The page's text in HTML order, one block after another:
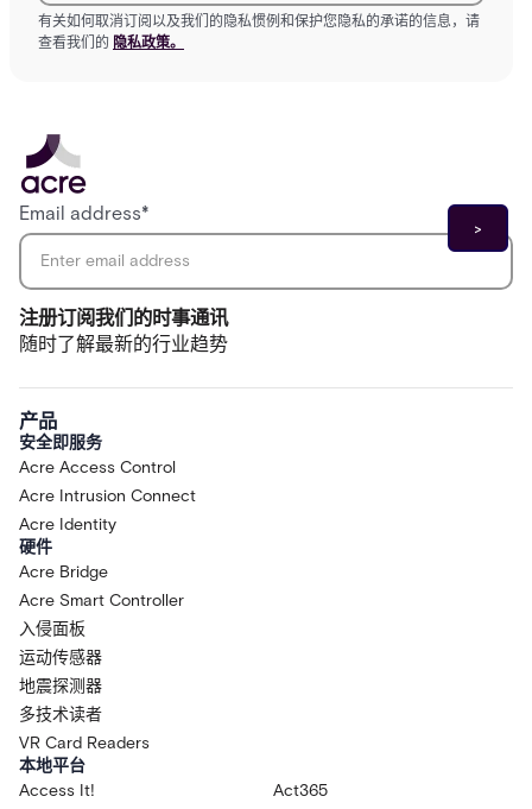
有关如何取消订阅以及我们的隐私惯例和保护您隐私的承诺的信息，请
查看我们的 隐私政策。
注册订阅我们的时事通讯
随时了解最新的行业趋势
Email address*
产品
安全即服务
Acre Access Control
Acre Intrusion Connect
Acre Identity
硬件
Acre Bridge
Acre Smart Controller
入侵面板
运动传感器
地震探测器
多技术读者
VR Card Readers
本地平台
Access It!
Act365